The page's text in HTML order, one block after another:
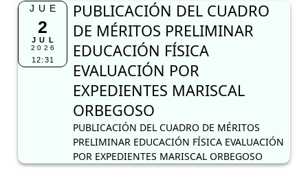
JUE
2
JUL
2026
12:31
PUBLICACIÓN DEL CUADRO
DE MÉRITOS PRELIMINAR
EDUCACIÓN FÍSICA
EVALUACIÓN POR
EXPEDIENTES MARISCAL
ORBEGOSO
PUBLICACIÓN DEL CUADRO DE MÉRITOS
PRELIMINAR EDUCACIÓN FÍSICA EVALUACIÓN
POR EXPEDIENTES MARISCAL ORBEGOSO